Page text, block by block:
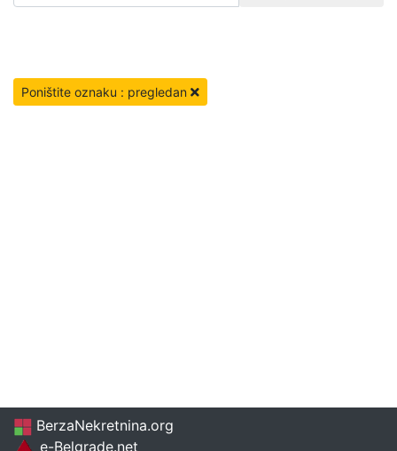
Poništite oznaku : pregledan
BerzaNekretnina.org
e-Belgrade.net